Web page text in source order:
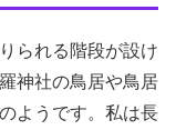
られる階段が設け
神社の鳥居や鳥居
ようです。私は長